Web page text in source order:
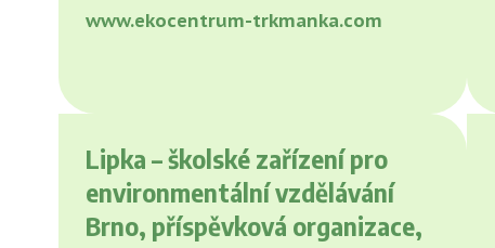
www.ekocentrum-trkmanka.com
Lipka – školské zařízení pro
environmentální vzdělávání
Brno, příspěvková organizace,